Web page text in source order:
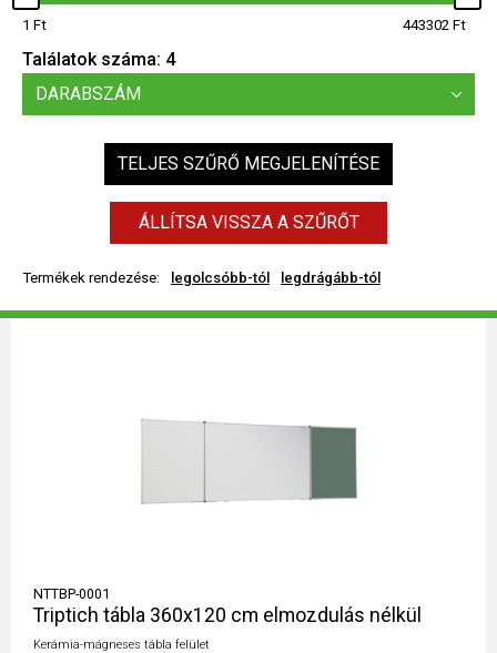
1 443302
Találatok száma: 4
DARABSZÁM
TELJES SZŰRŐ MEGJELENÍTÉSE
ÁLLÍTSA VISSZA A SZŰRŐT
Termékek rendezése: legolcsóbb-tól legdrágább-tól
NTTBP-0001
Triptich tábla 360x120 cm elmozdulás nélkül
Kerámia-mágneses tábla felület